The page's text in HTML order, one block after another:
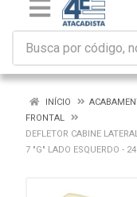
INÍCIO
FRONTAL
DEFLETOR CABINE
7 "G" LADO ESQUERDO -